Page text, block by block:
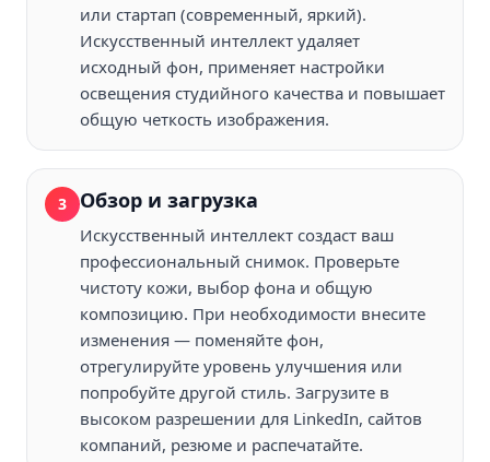
или стартап (современный, яркий).
Искусственный интеллект удаляет
исходный фон, применяет настройки
освещения студийного качества и повышает
общую четкость изображения.
3 Обзор и загрузка
Искусственный интеллект создаст ваш
профессиональный снимок. Проверьте
чистоту кожи, выбор фона и общую
композицию. При необходимости внесите
изменения — поменяйте фон,
отрегулируйте уровень улучшения или
попробуйте другой стиль. Загрузите в
высоком разрешении для LinkedIn, сайтов
компаний, резюме и распечатайте.